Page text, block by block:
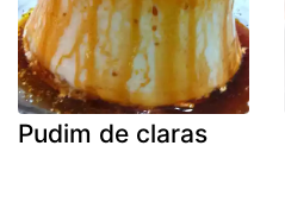
Pudim de claras